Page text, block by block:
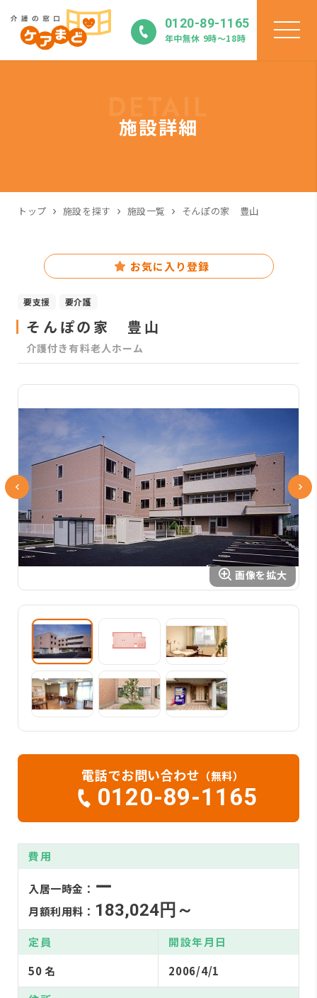
0120-89-1165
年中無休 9時〜18時
施設詳細
トップ 施設を探す 施設一覧 そんぽの家 豊山
お気に入り登録
要支援 要介護
そんぽの家 豊山
介護付き有料老人ホーム
電話でお問い合わせ （無料）
0120-89-1165
費用
入居一時金： ー
月額利用料： 183,024円～
定員
50 名
開設年月日
2006/4/1